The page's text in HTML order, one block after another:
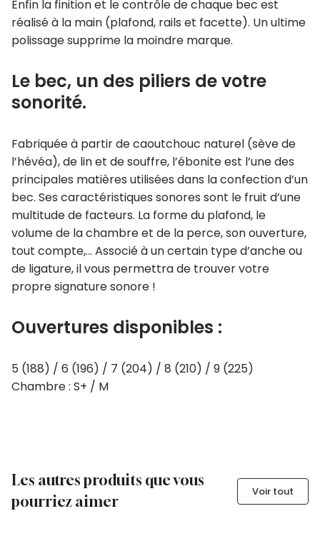
Enfin la finition et le contrôle de chaque bec est
réalisé à la main (plafond, rails et facette). Un ultime
polissage supprime la moindre marque.
Le bec, un des piliers de votre
sonorité.
Fabriquée à partir de caoutchouc naturel (sève de
l’hévéa), de lin et de souffre, l’ébonite est l’une des
principales matières utilisées dans la confection d’un
bec. Ses caractéristiques sonores sont le fruit d’une
multitude de facteurs. La forme du plafond, le
volume de la chambre et de la perce, son ouverture,
tout compte,… Associé à un certain type d’anche ou
de ligature, il vous permettra de trouver votre
propre signature sonore !
Ouvertures disponibles :
5 (188) / 6 (196) / 7 (204) / 8 (210) / 9 (225)
Chambre : S+ / M
Les autres produits que vous
pourriez aimer
Voir tout